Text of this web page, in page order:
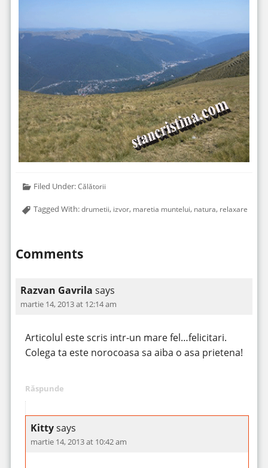
Filed Under:Călătorii
Tagged With:drumetii, izvor, maretia muntelui, natura, relaxare
Comments
Razvan Gavrila says
martie 14, 2013 at 12:14 am
Articolul este scris intr-un mare fel…felicitari.
Colega ta este norocoasa sa aiba o asa prietena!
Răspunde
Kittysays
martie 14, 2013 at 10:42 am